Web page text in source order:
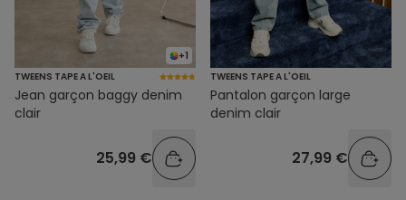
+1
TWEENS TAPE A L'OEIL
Jean garçon baggy denim
clair
25,99 €
TWEENS TAPE A L'OEIL
Pantalon garçon large
denim clair
27,99 €